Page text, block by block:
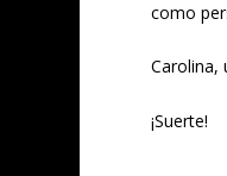
como
Carolina,
¡Suerte!